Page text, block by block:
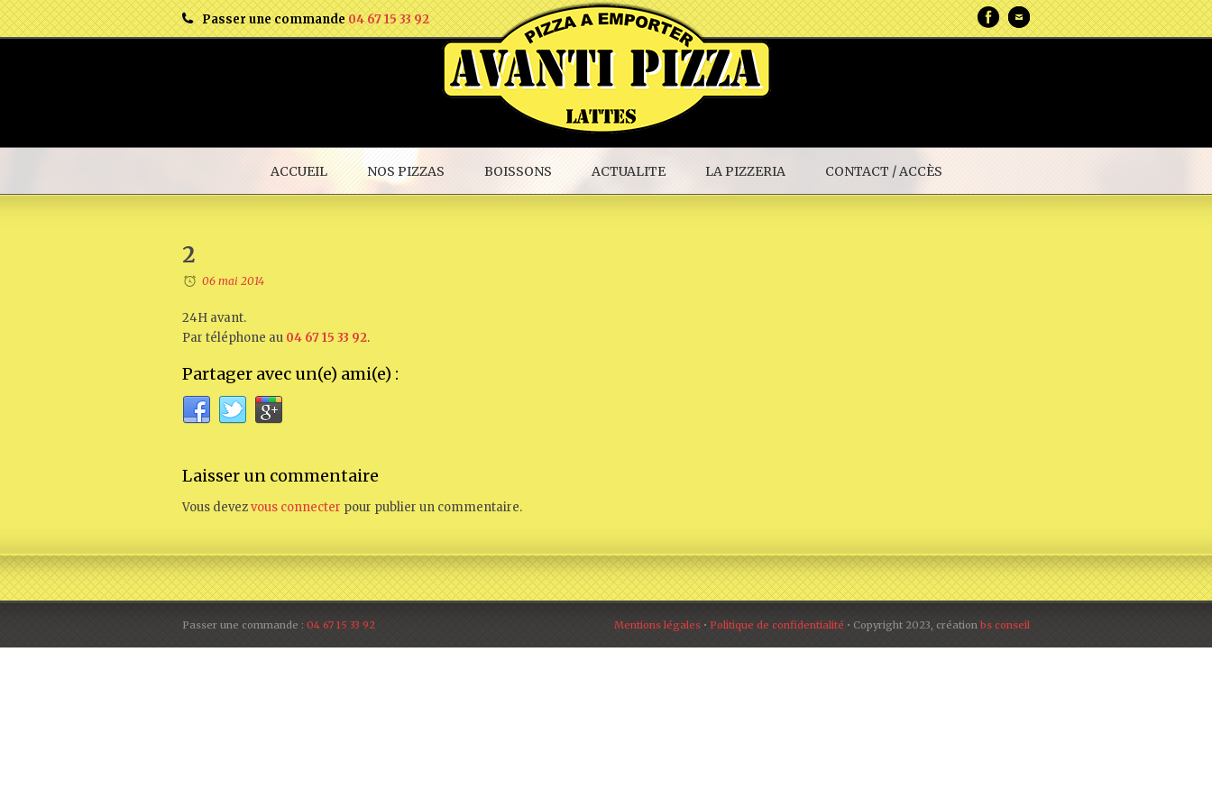
Passer une commande04 67 15 33 92
ACCUEIL NOS PIZZAS BOISSONS ACTUALITE LA PIZZERIA CONTACT / ACCÈS
2
06 mai 2014
24H avant.
Par téléphone au 04 67 15 33 92.
Partager avec un(e) ami(e) :
Laisser un commentaire
Vous devezvous connecter pour publier un commentaire.
Passer une commande : 04 67 15 33 92 Mentions légales • Politique de confidentialité • Copyright 2023, création bs conseil